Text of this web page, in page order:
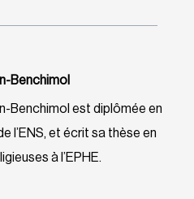
Benchimol
Benchimol est diplômée en
l’ENS, et écrit sa thèse en
à l’EPHE.